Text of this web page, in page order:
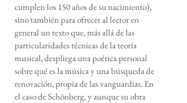
cumplen los 150 años de su nacimiento),
sino también para ofrecer al lector en
general un texto que, más allá de las
particularidades técnicas de la teoría
musical, despliega una poética personal
sobre qué es la música y una búsqueda de
renovación, propia de las vanguardias. En
el caso de Schönberg, y aunque su obra